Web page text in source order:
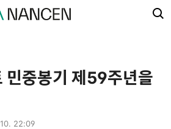
민중봉기 제59주년을
22:09